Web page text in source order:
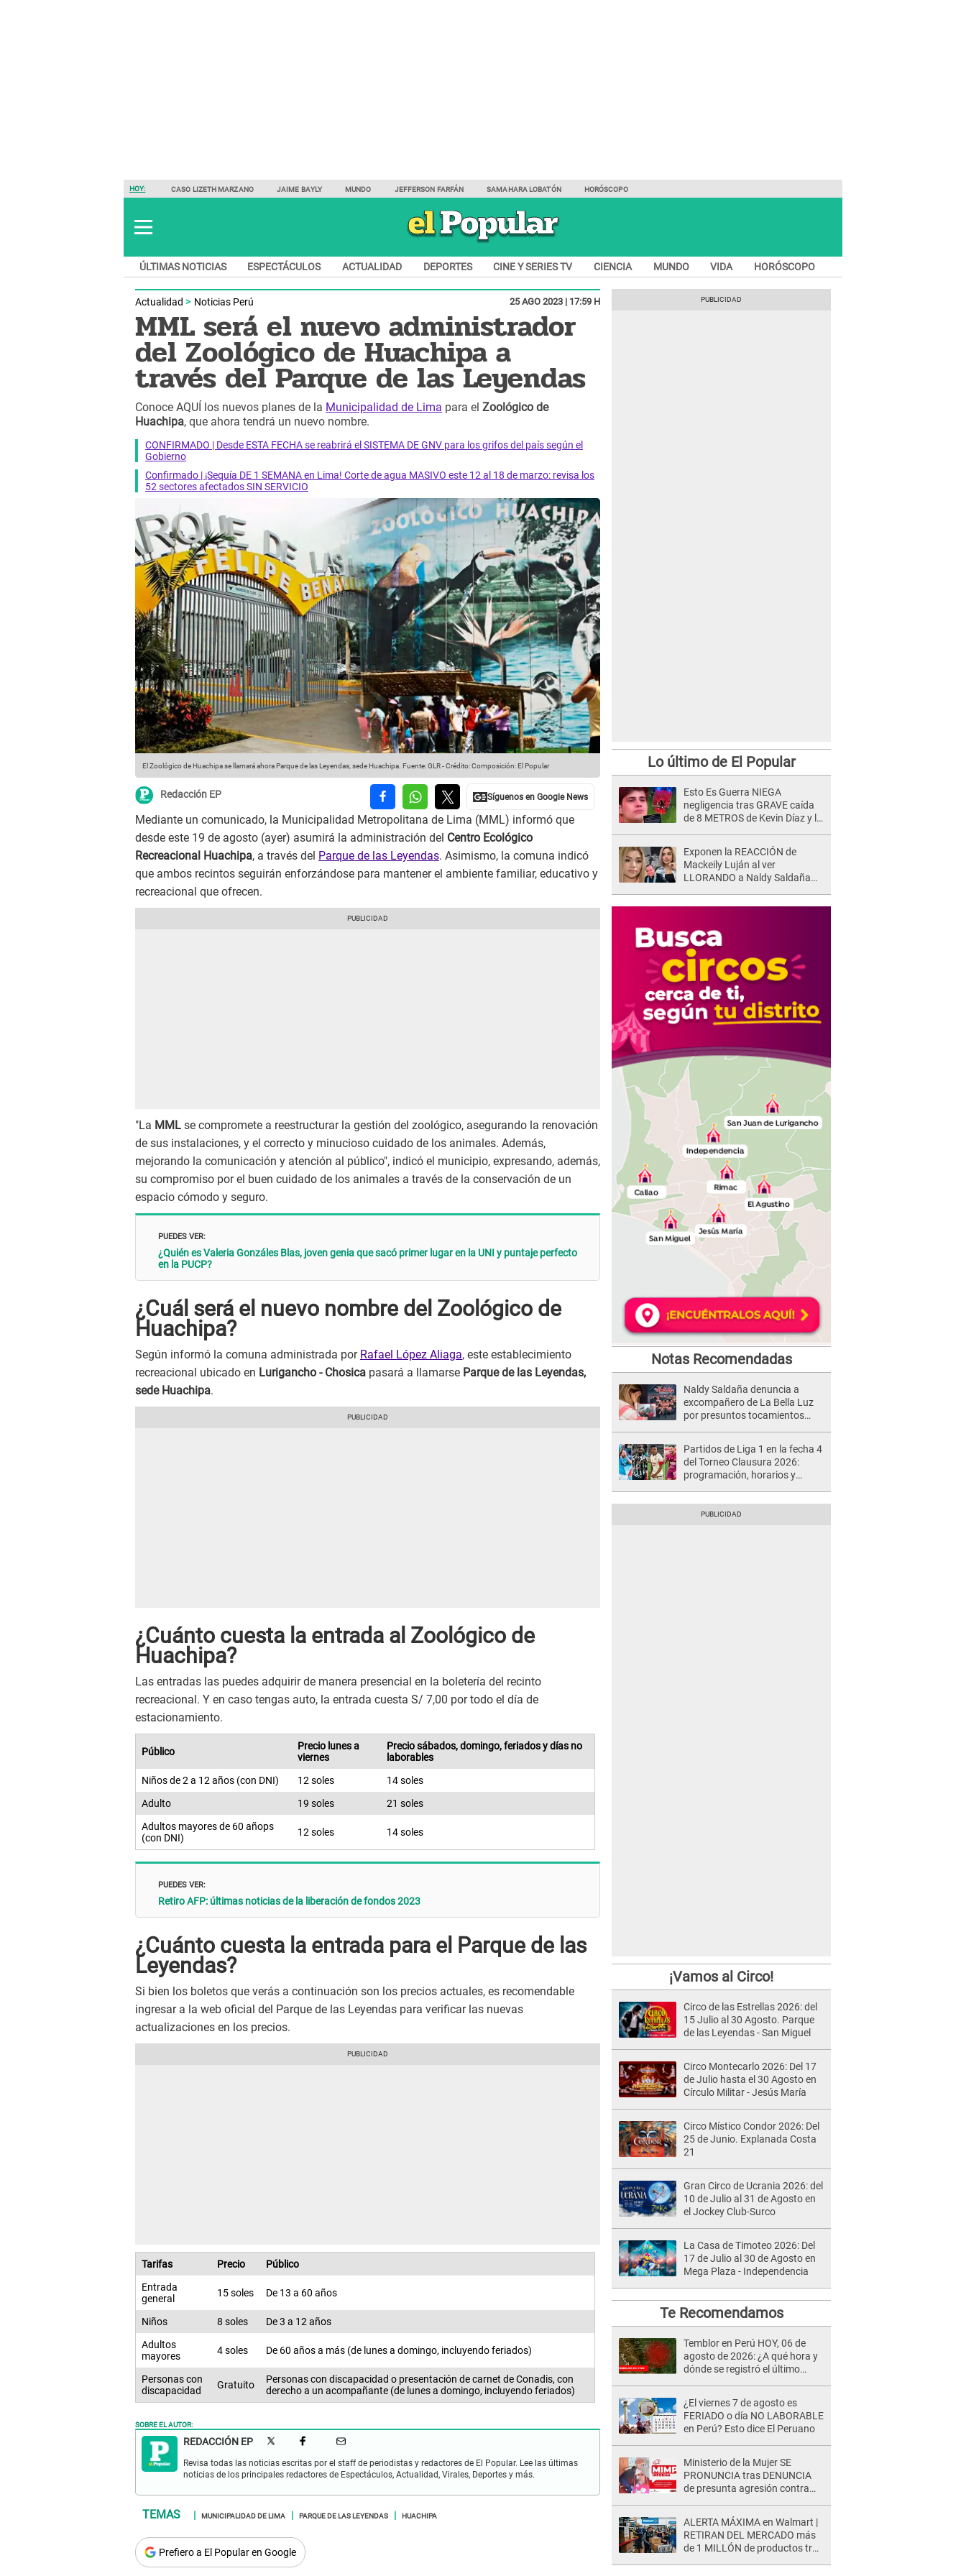
HOY: CASO LIZETH MARZANO JAIME BAYLY MUNDO JEFFERSON FARFÁN SAMAHARA LOBATÓN HORÓSCOPO
ÚLTIMAS NOTICIAS ESPECTÁCULOS ACTUALIDAD DEPORTES CINE Y SERIES TV CIENCIA MUNDO VIDA HORÓSCOPO
Actualidad Noticias Perú 25 AGO 2023 | 17:59 H
MML será el nuevo administrador
del Zoológico de Huachipa a
través del Parque de las Leyendas
Conoce AQUÍ los nuevos planes de la Municipalidad de Lima para el Zoológico de
Huachipa, que ahora tendrá un nuevo nombre.
CONFIRMADO | Desde ESTA FECHA se reabrirá el SISTEMA DE GNV para los grifos del país según el
Gobierno
Confirmado | ¡Sequía DE 1 SEMANA en Lima! Corte de agua MASIVO este 12 al 18 de marzo: revisa los
52 sectores afectados SIN SERVICIO
El Zoológico de Huachipa se llamará ahora Parque de las Leyendas, sede Huachipa. Fuente: GLR-Crédito: Composición: El Popular
Redacción EP
Mediante un comunicado, la Municipalidad Metropolitana de Lima (MML) informó que
desde este 19 de agosto (ayer) asumirá la administración del Centro Ecológico
Recreacional Huachipa, a través del Parque de las Leyendas. Asimismo, la comuna indicó
que ambos recintos seguirán enforzándose para mantener el ambiente familiar, educativo y
recreacional que ofrecen.
"La MML se compromete a reestructurar la gestión del zoológico, asegurando la renovación
de sus instalaciones, y el correcto y minucioso cuidado de los animales. Además,
mejorando la comunicación y atención al público", indicó el municipio, expresando, además,
su compromiso por el buen cuidado de los animales a través de la conservación de un
espacio cómodo y seguro.
PUEDES VER:
¿Quién es Valeria Gonzáles Blas, joven genia que sacó primer lugar en la UNI y puntaje perfecto
en la PUCP?
¿Cuál será el nuevo nombre del Zoológico de
Huachipa?
Según informó la comuna administrada por Rafael López Aliaga, este establecimiento
recreacional ubicado en Lurigancho - Chosica pasará a llamarse Parque de las Leyendas,
sede Huachipa.
¿Cuánto cuesta la entrada al Zoológico de
Huachipa?
Las entradas las puedes adquirir de manera presencial en la boletería del recinto
recreacional. Y en caso tengas auto, la entrada cuesta S/ 7,00 por todo el día de
estacionamiento.
Público
Precio lunes a
viernes
Precio sábados, domingo, feriados y días no
laborables
Niños de 2 a 12 años (con DNI)
12 soles
14 soles
Adulto
19 soles
21 soles
Adultos mayores de 60 añops
(con DNI)
12 soles 14 soles
PUEDES VER:
Retiro AFP: últimas noticias de la liberación de fondos 2023
¿Cuánto cuesta la entrada para el Parque de las
Leyendas?
Si bien los boletos que verás a continuación son los precios actuales, es recomendable
ingresar a la web oficial del Parque de las Leyendas para verificar las nuevas
actualizaciones en los precios.
Tarifas Precio
Público
Entrada
general
15 soles De 13 a 60 años
Niños 8 soles
De 3 a 12 años
Adultos
mayores
4 soles De 60 años a más (de lunes a domingo, incluyendo feriados)
Personas con
discapacidad
Gratuito
Personas con discapacidad o presentación de carnet de Conadis, con
derecho a un acompañante (de lunes a domingo, incluyendo feriados)
SOBRE EL AUTOR:
REDACCIÓN EP
Revisa todas las noticias escritas por el staff de periodistas y redactores de El Popular. Lee las últimas
noticias de los principales redactores de Espectáculos, Actualidad, Virales, Deportes y más.
MUNICIPALIDAD DE LIMA PARQUE DE LAS LEYENDAS HUACHIPA
Prefiero a El Popular en Google
Lo último de El Popular
Esto Es Guerra NIEGA
negligencia tras GRAVE caída
de 8 METROS de Kevin Díaz y lo
Exponen la REACCIÓN de
Mackeily Luján al ver
LLORANDO a Naldy Saldaña
Notas Recomendadas
Naldy Saldaña denuncia a
excompañero de La Bella Luz
por presuntos tocamientos
Partidos de Liga 1 en la fecha 4
del Torneo Clausura 2026:
programación, horarios y
¡Vamos al Circo!
Circo de las Estrellas 2026: del
15 Julio al 30 Agosto. Parque
de las Leyendas - San Miguel
Circo Montecarlo 2026: Del 17
de Julio hasta el 30 Agosto en
Círculo Militar - Jesús María
Circo Místico Condor 2026: Del
25 de Junio. Explanada Costa
21
Gran Circo de Ucrania 2026: del
10 de Julio al 31 de Agosto en
el Jockey Club-Surco
La Casa de Timoteo 2026: Del
17 de Julio al 30 de Agosto en
Mega Plaza - Independencia
Te Recomendamos
Temblor en Perú HOY, 06 de
agosto de 2026: ¿A qué hora y
dónde se registró el último
¿El viernes 7 de agosto es
FERIADO o día NO LABORABLE
en Perú? Esto dice El Peruano
Ministerio de la Mujer SE
PRONUNCIA tras DENUNCIA
de presunta agresión contra
ALERTA MÁXIMA en Walmart |
RETIRAN DEL MERCADO más
de 1 MILLÓN de productos tras